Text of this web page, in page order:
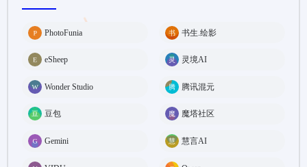
PhotoFunia 书生.绘影
eSheep 灵境AI
Wonder Studio 腾讯混元
豆包 魔塔社区
Gemini 慧言AI